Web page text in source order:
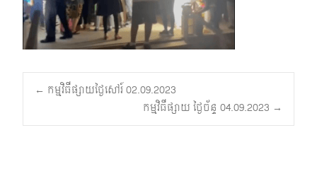
Post
navigation
← កម្មវិធីផ្សាយថ្ងៃសៅរ៍ 02.09.2023
កម្មវិធីផ្សាយ ថ្ងៃច័ន្ទ 04.09.2023 →